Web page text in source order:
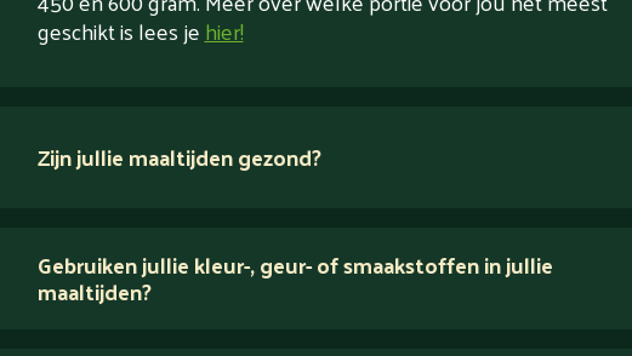
geschikt is lees jehier!
Zijn jullie maaltijden gezond?
verse ingrediënten
Gebruiken jullie kleur-, geur- of smaakstoffen in jullie
maaltijden?